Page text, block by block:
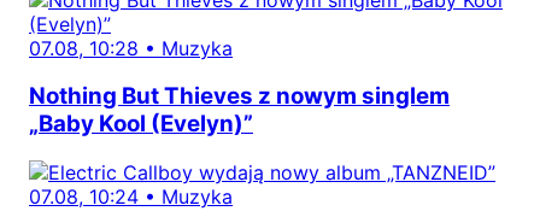
07.08, 10:28 • Muzyka
Nothing But Thieves z nowym singlem
„Baby Kool (Evelyn)”
07.08, 10:24 • Muzyka